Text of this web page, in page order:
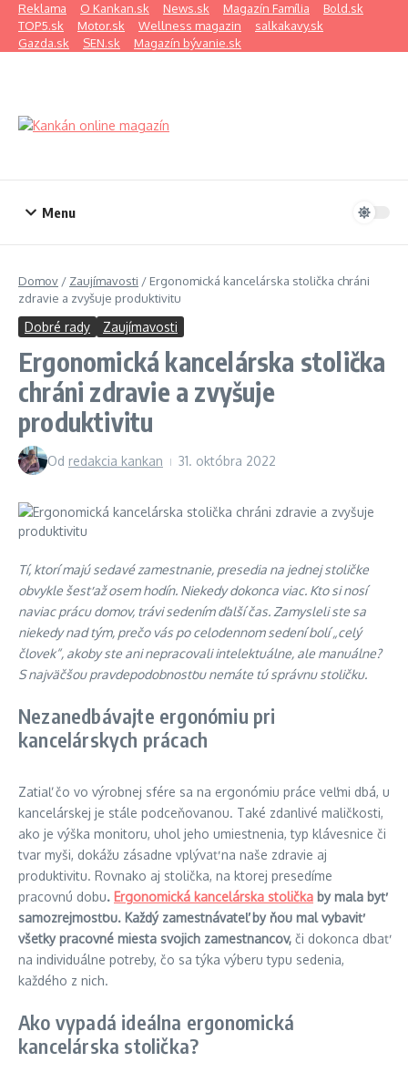
Preskočiť na obsah
Reklama O Kankan.sk News.sk Magazín Família
Bold.sk
TOP5.sk
Motor.sk Wellness magazin
salkakavy.sk
Gazda.sk
SEN.sk Magazín bývanie.sk
Menu
Domov / Zaujímavosti / Ergonomická kancelárska stolička chráni
zdravie a zvyšuje produktivitu
Dobré rady Zaujímavosti
Ergonomická kancelárska stolička
chráni zdravie a zvyšuje
produktivitu
Od redakcia kankan 31. októbra 2022
Tí, ktorí majú sedavé zamestnanie, presedia na jednej stoličke
obvykle šesť až osem hodín. Niekedy dokonca viac. Kto si nosí
naviac prácu domov, trávi sedením ďalší čas. Zamysleli ste sa
niekedy nad tým, prečo vás po celodennom sedení bolí „celý
človek“, akoby ste ani nepracovali intelektuálne, ale manuálne?
S najväčšou pravdepodobnosťou nemáte tú správnu stoličku.
Nezanedbávajte ergonómiu pri
kancelárskych prácach
Zatiaľ čo vo výrobnej sfére sa na ergonómiu práce veľmi dbá, u
kancelárskej je stále podceňovanou. Také zdanlivé maličkosti,
ako je výška monitoru, uhol jeho umiestnenia, typ klávesnice či
tvar myši, dokážu zásadne vplývať na naše zdravie aj
produktivitu. Rovnako aj stolička, na ktorej presedíme
pracovnú dobu. Ergonomická kancelárska stolička by mala byť
samozrejmosťou. Každý zamestnávateľ by ňou mal vybaviť
všetky pracovné miesta svojich zamestnancov, či dokonca dbať
na individuálne potreby, čo sa týka výberu typu sedenia,
každého z nich.
Ako vypadá ideálna ergonomická
kancelárska stolička?